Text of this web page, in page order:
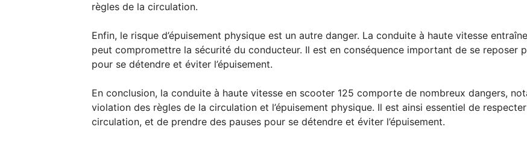
règles de la circulation.
Enfin, le risque d’épuisement physique est un autre danger. La conduite à haute vitesse
peut compromettre la sécurité du conducteur. Il est en conséquence important de se reposer
pour se détendre et éviter l’épuisement.
En conclusion, la conduite à haute vitesse en scooter 125 comporte de nombreux dangers,
violation des règles de la circulation et l’épuisement physique. Il est ainsi essentiel de
circulation, et de prendre des pauses pour se détendre et éviter l’épuisement.